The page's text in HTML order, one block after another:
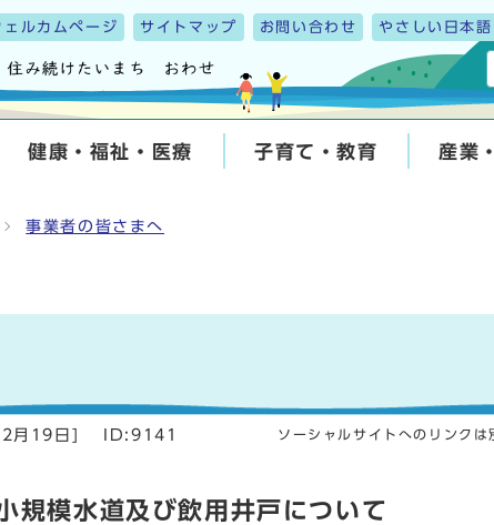
ェルカムページ サイトマップ お問い合わせ やさしい日本語
健康・福祉・医療 子育て・教育 産業
事業者の皆さまへ
月19日 ID:9141 ソーシャルサイトへのリンクは
規模水道及び飲用井戸について